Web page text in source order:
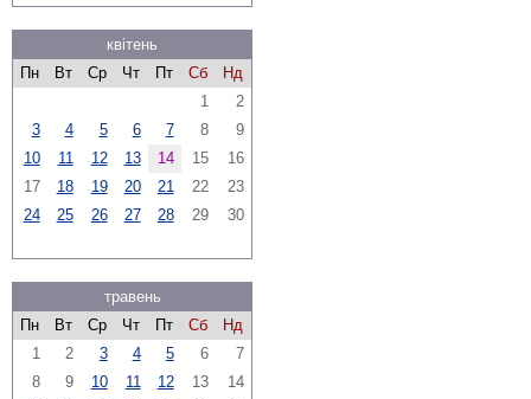
квітень
Пн
Вт Ср Чт Пт Сб
Нд
1
2
3
4 5 6 7 8
9
10
11 12 13 14 15
16
17
18 19 20 21 22
23
24
25 26 27 28 29 30
травень
Пн
Вт Ср Чт Пт Сб
Нд
1
2 3 4 5 6
7
8
9 10 11 12 13
14